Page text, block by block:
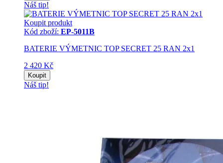
Náš tip!
Koupit produkt
Kód zboží: EP-5011B
BATERIE VÝMETNIC TOP SECRET 25 RAN 2x1
2 420 Kč
Koupit
Náš tip!